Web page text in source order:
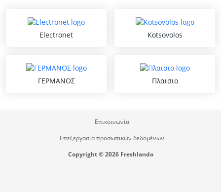
Electronet Kotsovolos
ΓΕΡΜΑΝΟΣ Πλαισιο
Επικοινωνία
Επεξεργασία προσωπικών δεδομένων
Copyright © 2026 Freshlando